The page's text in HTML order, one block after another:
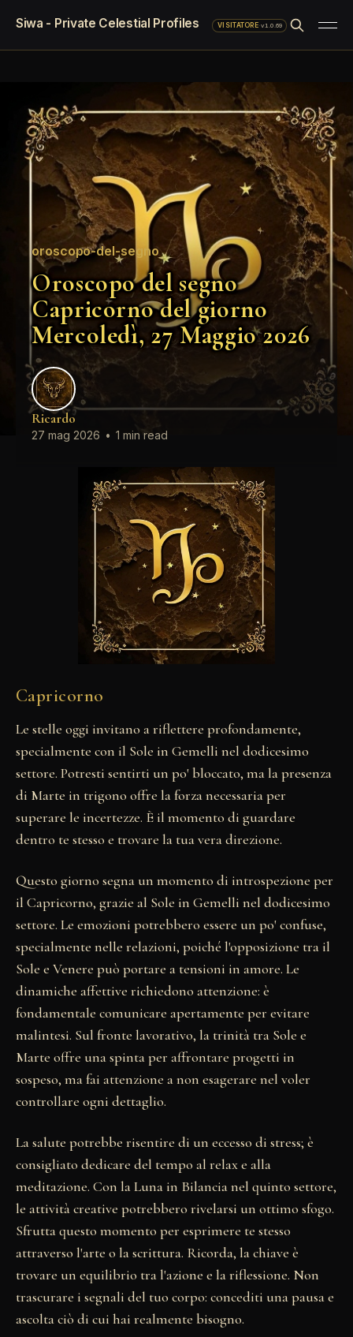
Siwa - Private Celestial Profiles VISITATORE·v1.0.69
oroscopo-del-segno
Oroscopo del segno
Capricorno del giorno
Mercoledì, 27 Maggio 2026
Ricardo
27 mag 2026 • 1 min read
Capricorno
Le stelle oggi invitano a riflettere profondamente,
specialmente con il Sole in Gemelli nel dodicesimo
settore. Potresti sentirti un po' bloccato, ma la presenza
di Marte in trigono offre la forza necessaria per
superare le incertezze. È il momento di guardare
dentro te stesso e trovare la tua vera direzione.
Questo giorno segna un momento di introspezione per
il Capricorno, grazie al Sole in Gemelli nel dodicesimo
settore. Le emozioni potrebbero essere un po' confuse,
specialmente nelle relazioni, poiché l'opposizione tra il
Sole e Venere può portare a tensioni in amore. Le
dinamiche affettive richiedono attenzione: è
fondamentale comunicare apertamente per evitare
malintesi. Sul fronte lavorativo, la trinità tra Sole e
Marte offre una spinta per affrontare progetti in
sospeso, ma fai attenzione a non esagerare nel voler
controllare ogni dettaglio.
La salute potrebbe risentire di un eccesso di stress; è
consigliato dedicare del tempo al relax e alla
meditazione. Con la Luna in Bilancia nel quinto settore,
le attività creative potrebbero rivelarsi un ottimo sfogo.
Sfrutta questo momento per esprimere te stesso
attraverso l'arte o la scrittura. Ricorda, la chiave è
trovare un equilibrio tra l'azione e la riflessione. Non
trascurare i segnali del tuo corpo: concediti una pausa e
ascolta ciò di cui hai realmente bisogno.